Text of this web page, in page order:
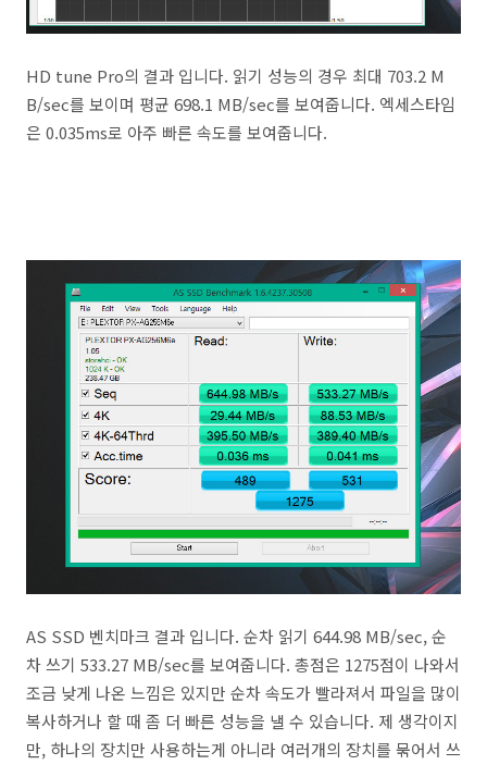
HD tune Pro의 결과 입니다. 읽기 성능의 경우 최대 703.2 M
B/sec를 보이며 평균 698.1 MB/sec를 보여줍니다. 엑세스타임
은 0.035ms로 아주 빠른 속도를 보여줍니다.
AS SSD 벤치마크 결과 입니다. 순차 읽기 644.98 MB/sec, 순
차 쓰기 533.27 MB/sec를 보여줍니다. 총점은 1275점이 나와서
조금 낮게 나온 느낌은 있지만 순차 속도가 빨라져서 파일을 많이
복사하거나 할 때 좀 더 빠른 성능을 낼 수 있습니다. 제 생각이지
만, 하나의 장치만 사용하는게 아니라 여러개의 장치를 묶어서 쓰